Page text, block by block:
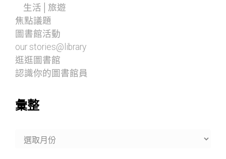
生活│旅遊
焦點議題
圖書館活動
our stories@library
逛逛圖書館
認識你的圖書館員
彙整